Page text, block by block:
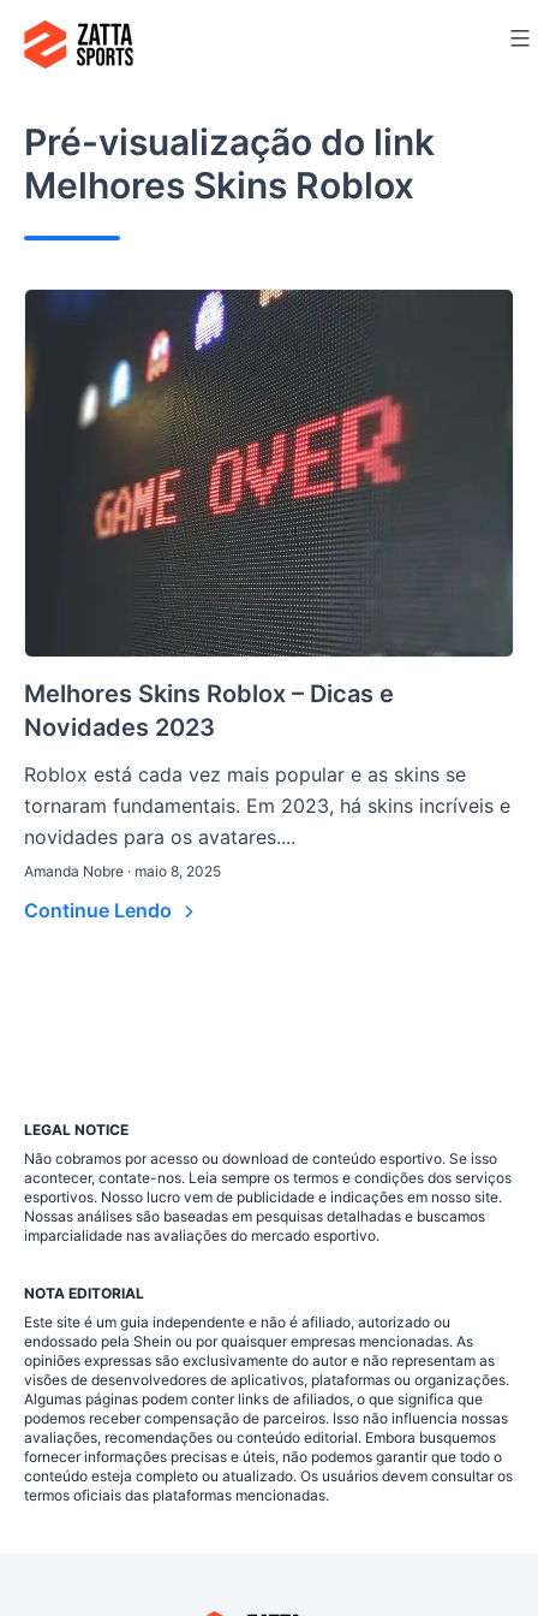
para
conteúdo
Pré-visualização do link
Melhores Skins Roblox
Melhores Skins Roblox – Dicas e
Novidades 2023
Roblox está cada vez mais popular e as skins se
tornaram fundamentais. Em 2023, há skins incríveis e
novidades para os avatares....
Amanda Nobre · maio 8, 2025
Continue Lendo
LEGAL NOTICE
Não cobramos por acesso ou download de conteúdo esportivo. Se isso
acontecer, contate-nos. Leia sempre os termos e condições dos serviços
esportivos. Nosso lucro vem de publicidade e indicações em nosso site.
Nossas análises são baseadas em pesquisas detalhadas e buscamos
imparcialidade nas avaliações do mercado esportivo.
NOTA EDITORIAL
Este site é um guia independente e não é afiliado, autorizado ou
endossado pela Shein ou por quaisquer empresas mencionadas. As
opiniões expressas são exclusivamente do autor e não representam as
visões de desenvolvedores de aplicativos, plataformas ou organizações.
Algumas páginas podem conter links de afiliados, o que significa que
podemos receber compensação de parceiros. Isso não influencia nossas
avaliações, recomendações ou conteúdo editorial. Embora busquemos
fornecer informações precisas e úteis, não podemos garantir que todo o
conteúdo esteja completo ou atualizado. Os usuários devem consultar os
termos oficiais das plataformas mencionadas.